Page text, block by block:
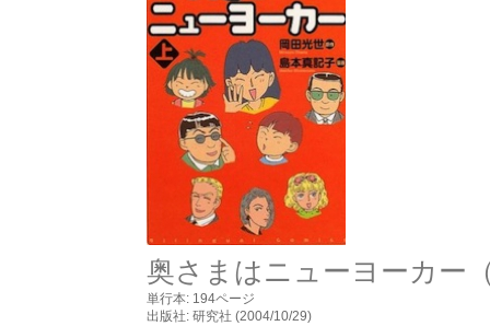
奥さまはニューヨーカー
単行本: 194ページ
出版社: 研究社 (2004/10/29)